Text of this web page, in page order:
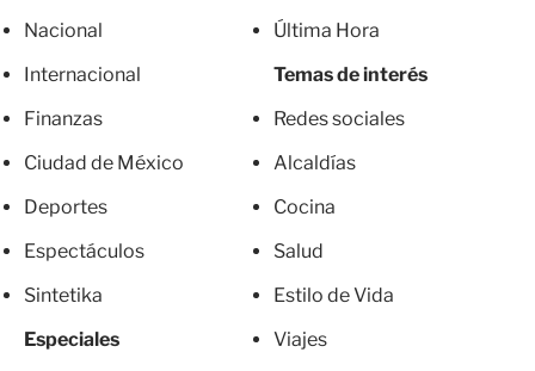
Nacional
Internacional
Finanzas
Ciudad de México
Deportes
Espectáculos
Sintetika
Especiales
Última Hora
Temas de interés
Redes sociales
Alcaldías
Cocina
Salud
Estilo de Vida
Viajes